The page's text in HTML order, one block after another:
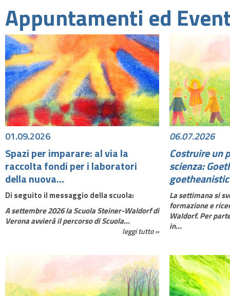
Appuntamenti ed
01.09.2026
Spazi per imparare: al via la
raccolta fondi per i laboratori
della nuova...
Di seguito il messaggio della scuola:
A settembre 2026 la Scuola Steiner-Waldorf di
Verona avvierà il percorso di Scuola...
leggi tutto »
06.07.2026
Costruire un
scienza:
La settimana si
formazione e
Waldorf. Per
in...